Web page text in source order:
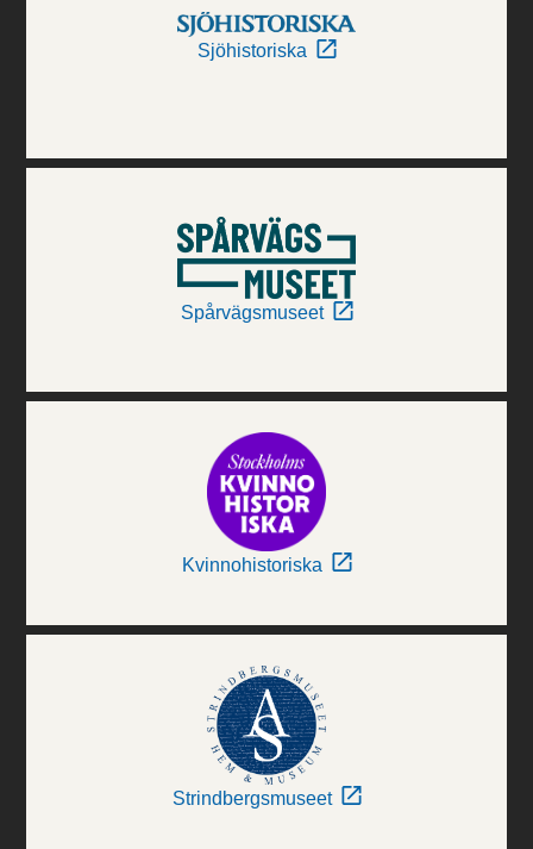
Sjöhistoriska
Spårvägsmuseet
Kvinnohistoriska
Strindbergsmuseet